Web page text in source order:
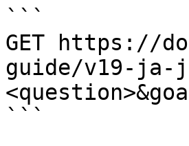
```
GET https://
guide/v19-ja-
```